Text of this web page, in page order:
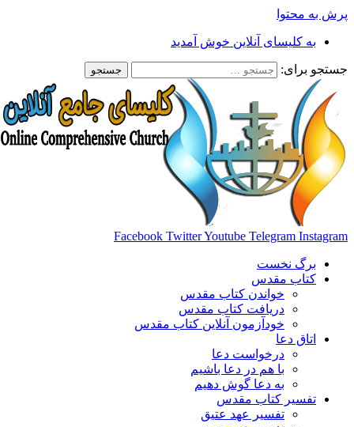
پرش به محتوا
به کلیسای آنلاین خوش آمدید
جستجو برای:
Facebook TwitterYoutube Telegram Instagram
برگ نخست
کتاب مقدس
خواندن کتاب مقدس
دریافت کتاب مقدس
خودآزمون آنلاین کتاب مقدس
اتاق دعا
درخواست دعا
با هم در دعا باشیم
به دعا گوش دهیم
تفسیر کتاب مقدس
تفسیر عهد عتیق